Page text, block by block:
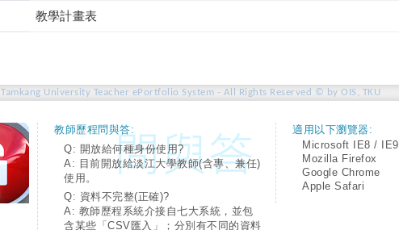
教學計畫表
Tamkang University Teacher ePortfolio System - All Rights Reserved © by OIS, TKU
教師歷程問與答:
Q: 開放給何種身份使用?
A: 目前開放給淡江大學教師(含專、兼任)
使用。
Q: 資料不完整(正確)?
A: 教師歷程系統介接自七大系統，並包
含某些「CSV匯入」；分別有不同的資料
適用以下瀏覽器:
Microsoft IE8 / IE9
Mozilla Firefox
Google Chrome
Apple Safari